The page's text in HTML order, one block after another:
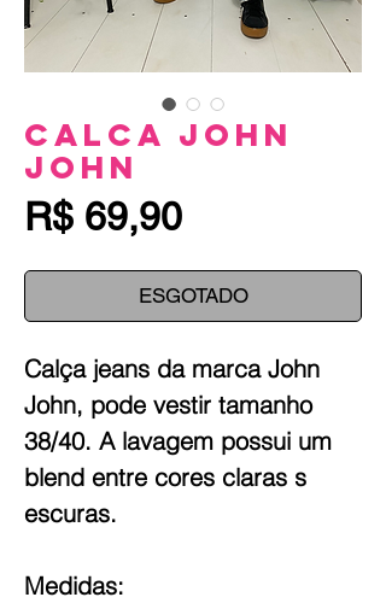
Calca John
John
R$ 69,90Preço
ESGOTADO
Calça jeans da marca John
John, pode vestir tamanho
38/40. A lavagem possui um
blend entre cores claras s
escuras.
Medidas: